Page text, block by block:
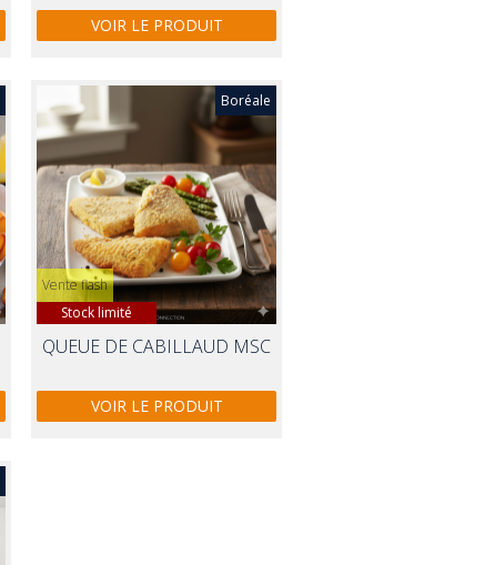
VOIR LE PRODUIT
Boréale
Stock limité
Vente flash
QUEUE DE CABILLAUD MSC
VOIR LE PRODUIT